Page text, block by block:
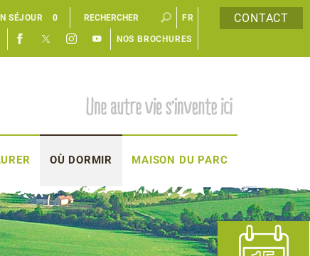
CONTACT
EN
FR
SÉJOUR 0
NOS BROCHURES
OÙ DORMIR MAISON DU PARC